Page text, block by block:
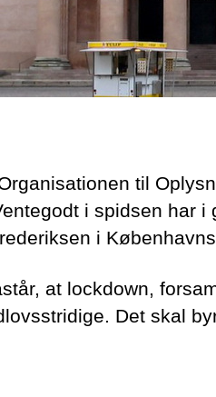
til
i spidsen har i
i Københavns
at lockdown,
Det skal